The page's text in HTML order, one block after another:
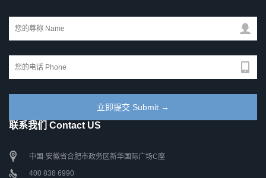
联系我们 Contact US
中国·安徽省合肥市政务区新华国际广场C座
400 838 6990